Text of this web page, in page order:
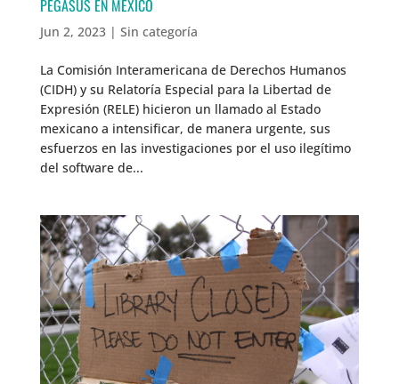
PEGASUS EN MÉXICO
Jun 2, 2023| Sin categoría
La Comisión Interamericana de Derechos Humanos
(CIDH) y su Relatoría Especial para la Libertad de
Expresión (RELE) hicieron un llamado al Estado
mexicano a intensificar, de manera urgente, sus
esfuerzos en las investigaciones por el uso ilegítimo
del software de...